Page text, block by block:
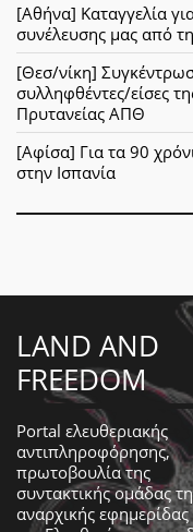
[Αθήνα] Καταγγελία
συνέλευσης μας από
[Θεσ/νίκη]
συλληφθέντες/είσες
Πρυτανείας ΑΠΘ
[Αφίσα] Για τα 90
στην Ισπανία
LAND AND
FREEDOM
Portal ελευθεριακής
αντιπληροφόρησης,
πρωτοβουλία της
συντακτικής ομάδας
αναρχικής εφημερίδας